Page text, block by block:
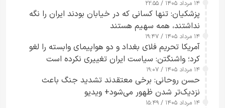
۱۴ مرداد ۱۴۰۵ / ۲۲:۵۵
پزشکیان: تنها کسانی که در خیابان بودند ایران را نگه
نداشتند، همه سهیم هستند
۱۴ مرداد ۱۴۰۵ / ۱۹:۴۷
آمریکا تحریم فلای بغداد و دو هواپیمای وابسته را لغو
کرد؛ واشنگتن: سیاست ایران تغییری نکرده است
۱۴ مرداد ۱۴۰۵ / ۱۹:۰۷
حسن روحانی: برخی معتقدند تشدید جنگ باعث
نزدیک‌تر شدن ظهور می‌شود+ ویدیو
۱۴ مرداد ۱۴۰۵ / ۱۵:۴۹